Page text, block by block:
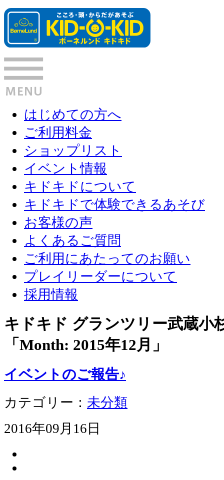
はじめての方へ
ご利用料金
ショップリスト
イベント情報
キドキドについて
キドキドで体験できるあそび
お客様の声
よくあるご質問
ご利用にあたってのお願い
プレイリーダーについて
採用情報
キドキド グランツリー武蔵
「Month: 2015年12月 」
イベントのご報告♪
カテゴリー： 未分類
2016年09月16日